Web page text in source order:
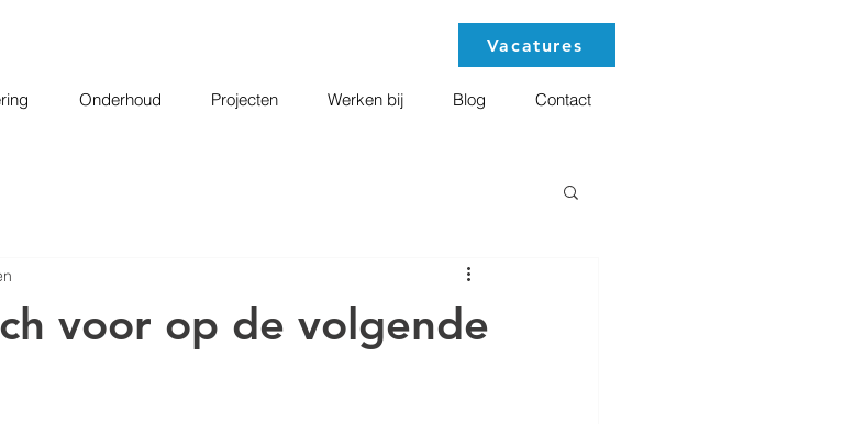
Onderhoud Projecten Werken bij Blog Contact
Vacatures
voor op de volgende